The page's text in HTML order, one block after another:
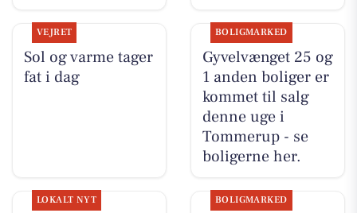
VEJRET
Sol og varme tager
fat i dag
BOLIGMARKED
Gyvelvænget 25 og
1 anden boliger er
kommet til salg
denne uge i
Tommerup - se
boligerne her.
LOKALT NYT BOLIGMARKED